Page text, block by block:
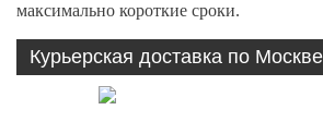
максимально короткие сроки.
Курьерская доставка по